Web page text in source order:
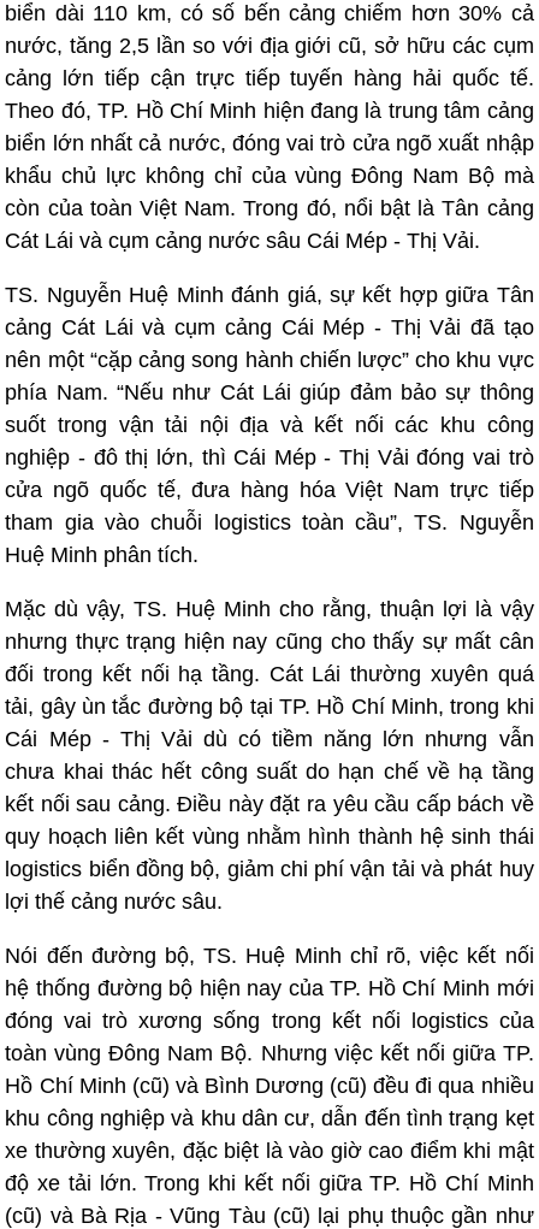
biển dài 110 km, có số bến cảng chiếm hơn 30% cả
nước, tăng 2,5 lần so với địa giới cũ, sở hữu các cụm
cảng lớn tiếp cận trực tiếp tuyến hàng hải quốc tế.
Theo đó, TP. Hồ Chí Minh hiện đang là trung tâm cảng
biển lớn nhất cả nước, đóng vai trò cửa ngõ xuất nhập
khẩu chủ lực không chỉ của vùng Đông Nam Bộ mà
còn của toàn Việt Nam. Trong đó, nổi bật là Tân cảng
Cát Lái và cụm cảng nước sâu Cái Mép - Thị Vải.
TS. Nguyễn Huệ Minh đánh giá, sự kết hợp giữa Tân
cảng Cát Lái và cụm cảng Cái Mép - Thị Vải đã tạo
nên một “cặp cảng song hành chiến lược” cho khu vực
phía Nam. “Nếu như Cát Lái giúp đảm bảo sự thông
suốt trong vận tải nội địa và kết nối các khu công
nghiệp - đô thị lớn, thì Cái Mép - Thị Vải đóng vai trò
cửa ngõ quốc tế, đưa hàng hóa Việt Nam trực tiếp
tham gia vào chuỗi logistics toàn cầu”, TS. Nguyễn
Huệ Minh phân tích.
Mặc dù vậy, TS. Huệ Minh cho rằng, thuận lợi là vậy
nhưng thực trạng hiện nay cũng cho thấy sự mất cân
đối trong kết nối hạ tầng. Cát Lái thường xuyên quá
tải, gây ùn tắc đường bộ tại TP. Hồ Chí Minh, trong khi
Cái Mép - Thị Vải dù có tiềm năng lớn nhưng vẫn
chưa khai thác hết công suất do hạn chế về hạ tầng
kết nối sau cảng. Điều này đặt ra yêu cầu cấp bách về
quy hoạch liên kết vùng nhằm hình thành hệ sinh thái
logistics biển đồng bộ, giảm chi phí vận tải và phát huy
lợi thế cảng nước sâu.
Nói đến đường bộ, TS. Huệ Minh chỉ rõ, việc kết nối
hệ thống đường bộ hiện nay của TP. Hồ Chí Minh mới
đóng vai trò xương sống trong kết nối logistics của
toàn vùng Đông Nam Bộ. Nhưng việc kết nối giữa TP.
Hồ Chí Minh (cũ) và Bình Dương (cũ) đều đi qua nhiều
khu công nghiệp và khu dân cư, dẫn đến tình trạng kẹt
xe thường xuyên, đặc biệt là vào giờ cao điểm khi mật
độ xe tải lớn. Trong khi kết nối giữa TP. Hồ Chí Minh
(cũ) và Bà Rịa - Vũng Tàu (cũ) lại phụ thuộc gần như